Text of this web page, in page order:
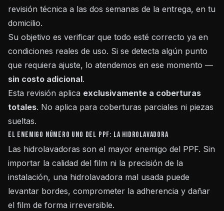
revisión técnica a las dos semanas de la entrega, en tu
domicilio.
Su objetivo es verificar que todo esté correcto ya en
condiciones reales de uso. Si se detecta algún punto
que requiera ajuste, lo atendemos en ese momento —
sin costo adicional.
Esta revisión aplica exclusivamente a coberturas
totales. No aplica para coberturas parciales ni piezas
sueltas.
El enemigo número uno del PPF: la hidrolavadora
Las hidrolavadoras son el mayor enemigo del PPF. Sin
importar la calidad del film ni la precisión de la
instalación, una hidrolavadora mal usada puede
levantar bordes, comprometer la adherencia y dañar
el film de forma irreversible.